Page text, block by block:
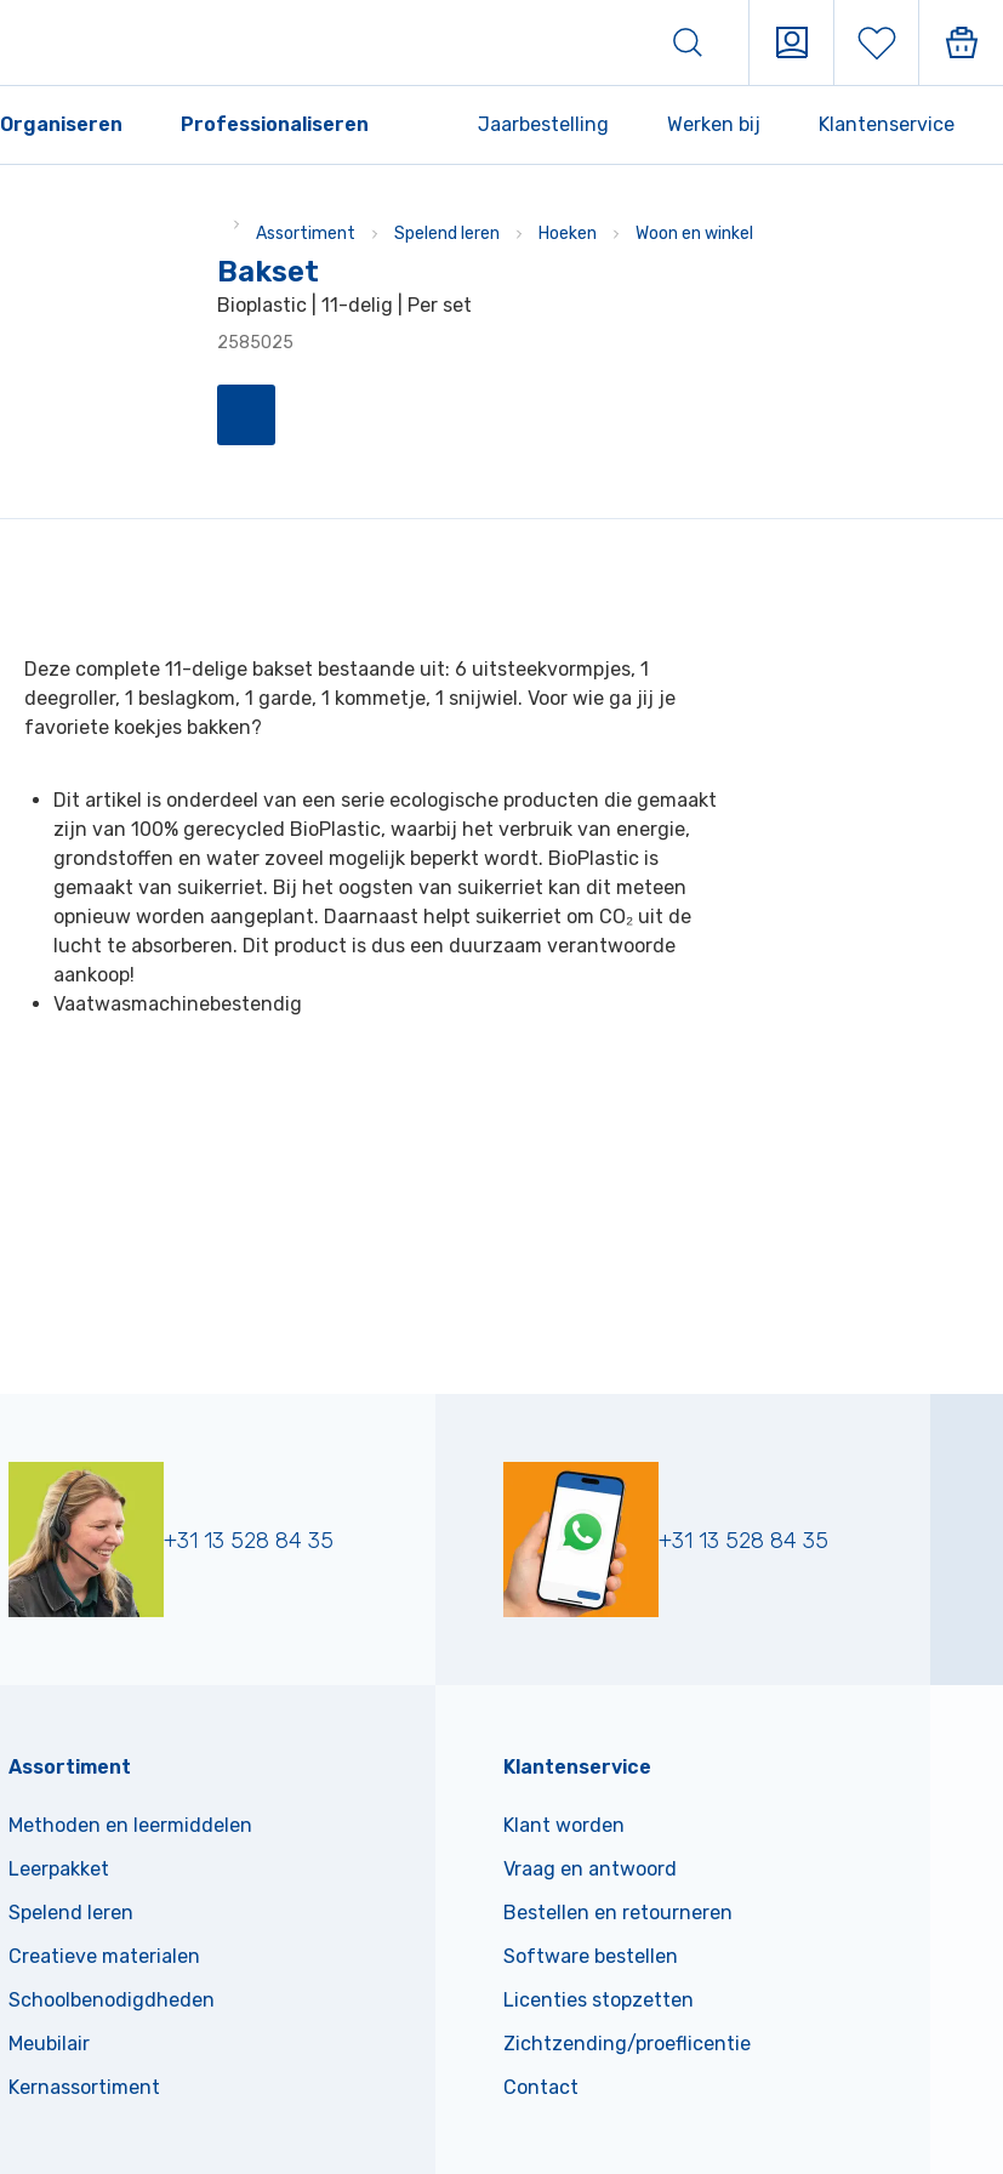
Organiseren Professionaliseren Jaarbestelling Werken bij Klantenservice
Assortiment Spelend leren Hoeken Woon en winkel
Bakset
Bioplastic | 11-delig | Per set
2585025
Deze complete 11-delige bakset bestaande uit: 6 uitsteekvormpjes, 1
deegroller, 1 beslagkom, 1 garde, 1 kommetje, 1 snijwiel. Voor wie ga jij je
favoriete koekjes bakken?
Dit artikel is onderdeel van een serie ecologische producten die gemaakt
zijn van 100% gerecycled BioPlastic, waarbij het verbruik van energie,
grondstoffen en water zoveel mogelijk beperkt wordt. BioPlastic is
gemaakt van suikerriet. Bij het oogsten van suikerriet kan dit meteen
opnieuw worden aangeplant. Daarnaast helpt suikerriet om CO₂ uit de
lucht te absorberen. Dit product is dus een duurzaam verantwoorde
aankoop!
Vaatwasmachinebestendig
+31 13 528 84 35 +31 13 528 84 35
Assortiment
Methoden en leermiddelen
Leerpakket
Spelend leren
Creatieve materialen
Schoolbenodigdheden
Meubilair
Kernassortiment
Klantenservice
Klant worden
Vraag en antwoord
Bestellen en retourneren
Software bestellen
Licenties stopzetten
Zichtzending/proeflicentie
Contact